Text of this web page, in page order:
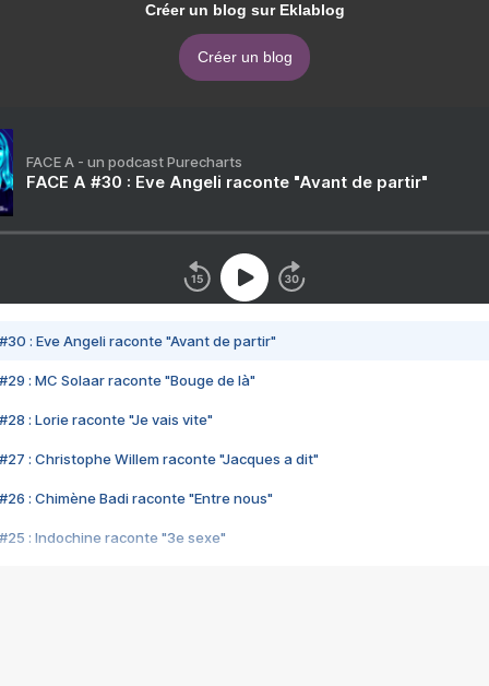
Créer un blog sur Eklablog
Créer un blog
FACE A - un podcast Purecharts
FACE A #30 : Eve Angeli raconte "Avant de partir"
#30 : Eve Angeli raconte "Avant de partir"
#29 : MC Solaar raconte "Bouge de là"
#28 : Lorie raconte "Je vais vite"
#27 : Christophe Willem raconte "Jacques a dit"
#26 : Chimène Badi raconte "Entre nous"
#25 : Indochine raconte "3e sexe"